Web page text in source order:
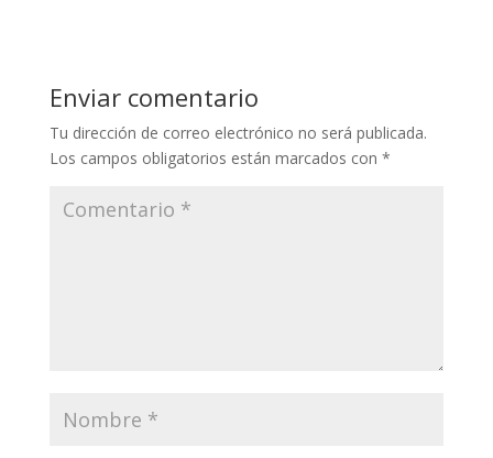
Enviar comentario
Tu dirección de correo electrónico no será publicada.
Los campos obligatorios están marcados con *